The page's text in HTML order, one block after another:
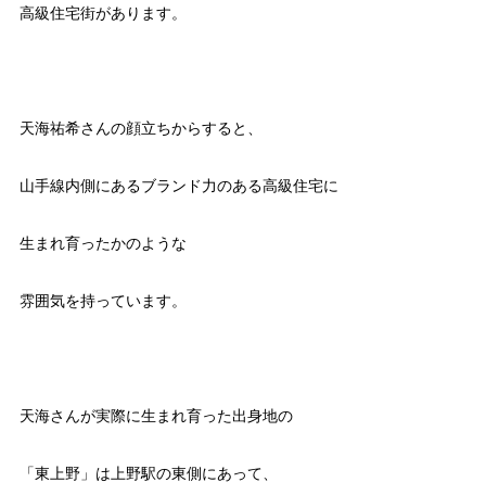
高級住宅街があります。
天海祐希さんの顔立ちからすると、
山手線内側にあるブランド力のある高級住宅に
生まれ育ったかのような
雰囲気を持っています。
天海さんが実際に生まれ育った出身地の
「東上野」は上野駅の東側にあって、